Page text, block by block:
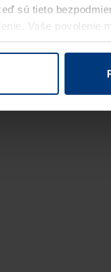
sú tieto
Vaše povolenie
osobných údajov